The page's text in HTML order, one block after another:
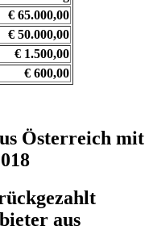
€ 65.000,00
€ 50.000,00
€ 1.500,00
€ 600,00
Österreich mit
aus